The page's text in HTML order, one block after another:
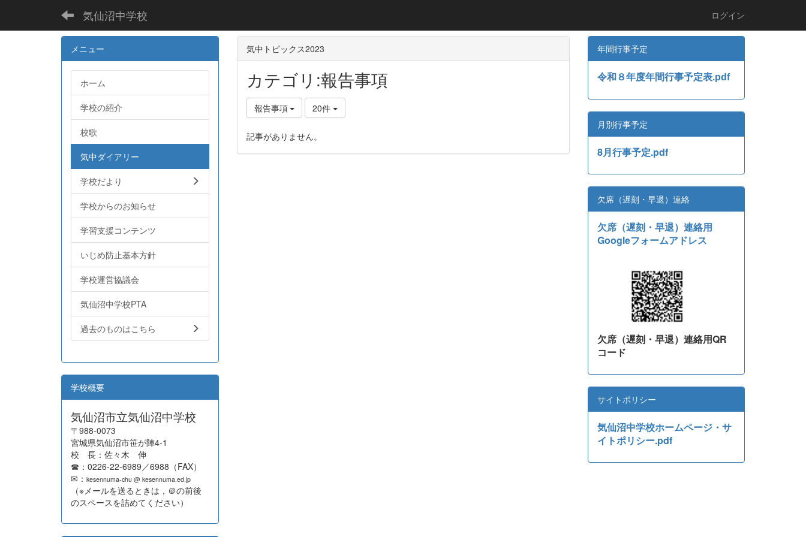
気仙沼中学校 ログイン
気中トピックス2023
カテゴリ:報告事項
報告事項 20件
記事がありません。
メニュー
ホーム
学校の紹介
校歌
気中ダイアリー
学校だより
学校からのお知らせ
学習支援コンテンツ
いじめ防止基本方針
学校運営協議会
気仙沼中学校PTA
過去のものはこちら
学校概要
気仙沼市立気仙沼中学校
〒988-0073
宮城県気仙沼市笹が陣4-1
校 長：佐々木 伸
☎：0226-22-6989／6988（FAX）
✉： kesennuma-chu @ kesennuma.ed.jp
（※メールを送るときは，＠の前後
のスペースを詰めてください）
年間行事予定
令和８年度年間行事予定表.pdf
月別行事予定
8月行事予定.pdf
欠席（遅刻・早退）連絡
欠席（遅刻・早退）連絡用
Googleフォームアドレス
欠席（遅刻・早退）連絡用QR
コード
サイトポリシー
気仙沼中学校ホームページ・サ
イトポリシー.pdf